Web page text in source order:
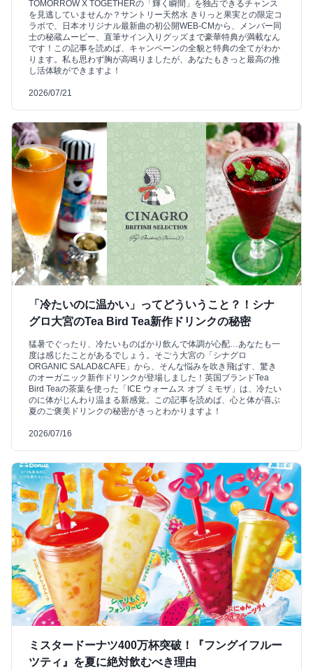
TOMORROW X TOGETHERの「輝く瞬間」を独占できるチャンス
を見逃していませんか？サントリー天然水 きりっと果実との限定コ
ラボで、日本オリジナル最新曲の初公開WEB-CMから、メンバー同
士の秘蔵ムービー、直筆サイン入りグッズまで豪華特典が満載なん
です！この記事を読めば、キャンペーンの全貌と特典の全てがわか
ります。私も思わず胸が高鳴りましたが、あなたもきっと最高の推
し活体験ができますよ！
2026/07/21
「冷たいのに温かい」ってどういうこと？！シナ
グロ大宮のTea Bird Tea新作ドリンクの秘密
猛暑でぐったり、冷たいものばかり飲んで体調が心配…あなたも一
度は感じたことがあるでしょう。そごう大宮の「シナグロ
ORGANIC SALAD&CAFE」から、そんな悩みを吹き飛ばす、驚き
のオーガニック新作ドリンクが登場しました！英国ブランドTea
Bird Teaの茶葉を使った「ICE ウォームス オブ ミモザ」は、冷たい
のに体がじんわり温まる新感覚。この記事を読めば、心と体が喜ぶ
夏のご褒美ドリンクの秘密がきっとわかりますよ！
2026/07/16
ミスタードーナツ400万杯突破！『フングイフルー
ツティ』を夏に絶対飲むべき理由